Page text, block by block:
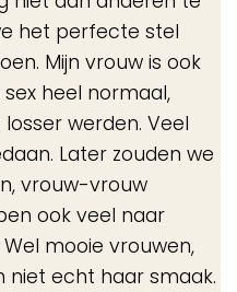
het perfecte stel
Mijn vrouw is ook
sex heel normaal,
werden. Veel
Later zouden we
vrouw-vrouw
ook veel naar
mooie vrouwen,
niet echt haar smaak.